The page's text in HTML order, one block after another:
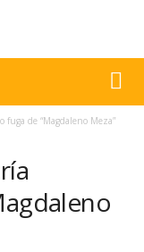
de “Magdaleno Meza”